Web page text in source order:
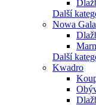
Další
Nowa Gala
Další
Kwadro